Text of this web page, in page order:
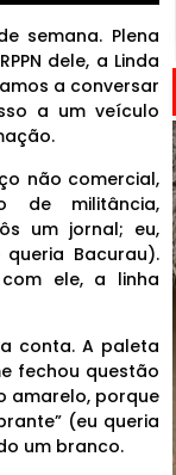
semana. Plena
dele, a Linda
a conversar
a um veículo
não comercial,
de militância,
um jornal; eu,
Bacurau).
ele, a linha
conta. A paleta
fechou questão
amarelo, porque
(eu queria
um branco.